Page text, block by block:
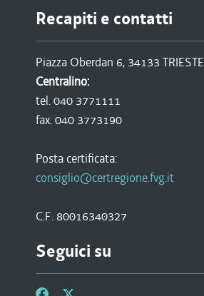
Recapiti e contatti
Piazza Oberdan 6, 34133 TRIESTE
Centralino:
tel. 040 3771111
fax. 040 3773190
Posta certificata:
consiglio@certregione.fvg.it
C.F. 80016340327
Seguici su